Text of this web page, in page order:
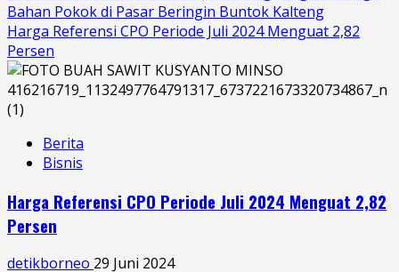
Bahan Pokok di Pasar Beringin Buntok Kalteng
Harga Referensi CPO Periode Juli 2024 Menguat 2,82
Persen
Berita
Bisnis
Harga Referensi CPO Periode Juli 2024 Menguat 2,82
Persen
detikborneo 29 Juni 2024